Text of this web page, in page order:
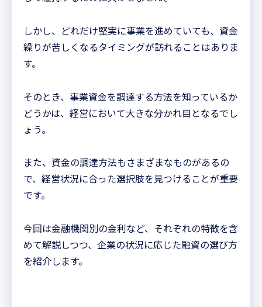
しかし、どれだけ堅実に事業を進めていても、資金
繰りが苦しくなるタイミングが訪れることはありま
す。
そのとき、事業資金を調達する方法を知っているか
どうかは、経営において大きな分かれ目となるでし
ょう。
また、資金の調達方法もさまざまなものがあるの
で、経営状況に合った選択肢を見つけることが重要
です。
今回は金融機関別の金利など、それぞれの特徴を含
めて解説しつつ、企業の状況に応じた融資の選び方
を紹介します。